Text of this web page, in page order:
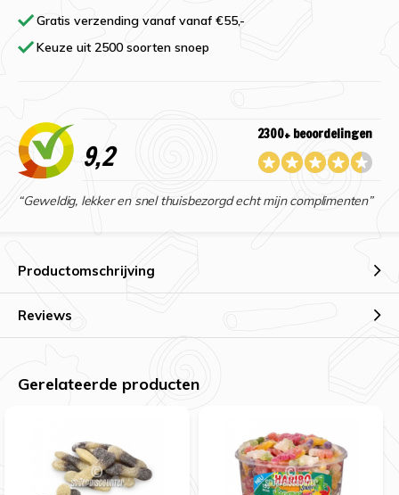
Gratis verzending vanaf vanaf €55,-
Keuze uit 2500 soorten snoep
9,2
2300+ beoordelingen
“Geweldig, lekker en snel thuisbezorgd echt mijn complimenten”
Productomschrijving
Reviews
Gerelateerde producten